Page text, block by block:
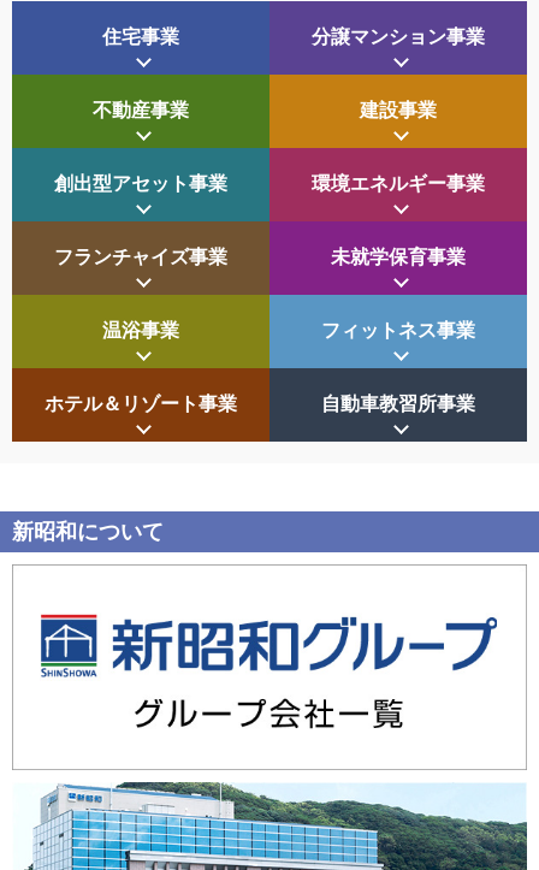
住宅事業 分譲マンション事業
不動産事業 建設事業
創出型アセット事業 環境エネルギー事業
フランチャイズ事業 未就学保育事業
温浴事業 フィットネス事業
ホテル＆リゾート事業 自動車教習所事業
新昭和について